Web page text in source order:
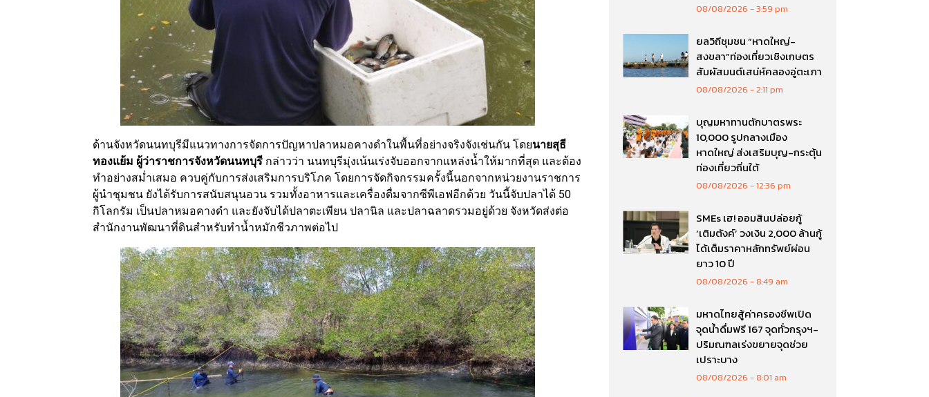
ด้านจังหวัดนนทบุรีมีแนวทางการจัดการปัญหาปลาหมอคางดำในพื้นที่อย่างจริงจังเช่นกัน โดยนายสุธี
ทองแย้ม ผู้ว่าราชการจังหวัดนนทบุรี กล่าวว่า นนทบุรีมุ่งเน้นเร่งจับออกจากแหล่งน้ำให้มากที่สุด และต้อง
ทำอย่างสม่ำเสมอ ควบคู่กับการส่งเสริมการบริโภค โดยการจัดกิจกรรมครั้งนี้นอกจากหน่วยงานราชการ
ผู้นำชุมชน ยังได้รับการสนับสนุนอวน รวมทั้งอาหารและเครื่องดื่มจากซีพีเอฟอีกด้วย วันนี้จับปลาได้ 50
กิโลกรัม เป็นปลาหมอคางดำ และยังจับได้ปลาตะเพียน ปลานิล และปลาฉลาดรวมอยู่ด้วย จังหวัดส่งต่อ
สำนักงานพัฒนาที่ดินสำหรับทำน้ำหมักชีวภาพต่อไป
08/08/2026 3:59 pm
ยลวิถีชุมชน “หาดใหญ่-
สงขลา”ท่องเที่ยวเชิงเกษตร
สัมผัสมนต์เสน่ห์คลองอู่ตะเภา
08/08/2026 2:11 pm
บุญมหาทานตักบาตรพระ
10,000 รูปกลางเมือง
หาดใหญ่ ส่งเสริมบุญ-กระตุ้น
ท่องเที่ยวถิ่นใต้
08/08/2026 12:36 pm
SMEs เฮ! ออมสินปล่อยกู้
‘เติมตังค์’ วงเงิน 2,000 ล้านกู้
ได้เต็มราคาหลักทรัพย์ผ่อน
ยาว 10 ปี
08/08/2026 8:49 am
มหาดไทยสู้ค่าครองชีพเปิด
จุดน้ำดื่มฟรี 167 จุดทั่วกรุงฯ-
ปริมณฑลเร่งขยายจุดช่วย
เปราะบาง
08/08/2026 8:01 am